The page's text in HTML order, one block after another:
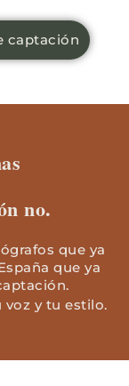
captación
no.​
que ya
que ya
voz y tu estilo.